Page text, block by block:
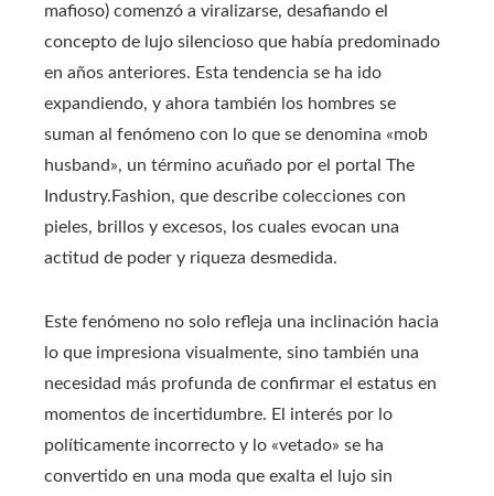
mafioso) comenzó a viralizarse, desafiando el
concepto de lujo silencioso que había predominado
en años anteriores. Esta tendencia se ha ido
expandiendo, y ahora también los hombres se
suman al fenómeno con lo que se denomina «mob
husband», un término acuñado por el portal The
Industry.Fashion, que describe colecciones con
pieles, brillos y excesos, los cuales evocan una
actitud de poder y riqueza desmedida.
Este fenómeno no solo refleja una inclinación hacia
lo que impresiona visualmente, sino también una
necesidad más profunda de confirmar el estatus en
momentos de incertidumbre. El interés por lo
políticamente incorrecto y lo «vetado» se ha
convertido en una moda que exalta el lujo sin